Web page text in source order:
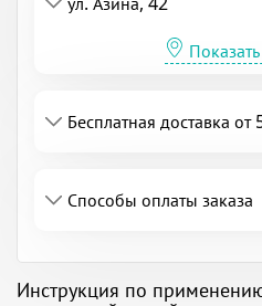
Бесплатная доставка
Способы оплаты заказа
Инструкция по